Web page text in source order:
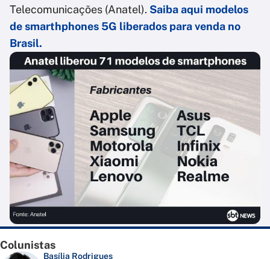
Telecomunicações (Anatel). Saiba aqui modelos
de smarthphones 5G liberados para venda no
Brasil.
Colunistas
Basília Rodrigues